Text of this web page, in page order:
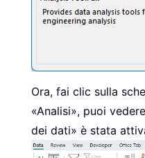
Ora, fai clic sulla
«Analisi», puoi
dei dati» è stata